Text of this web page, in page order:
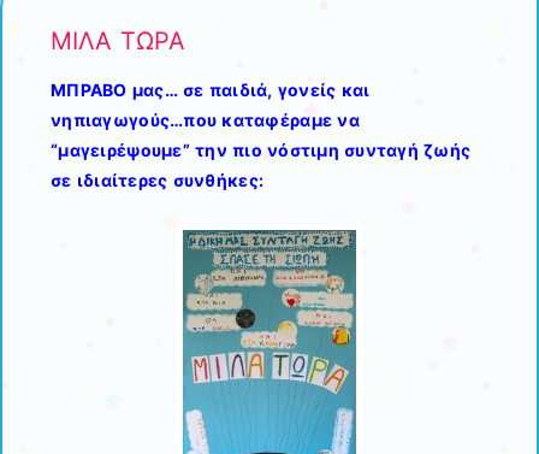
ΜΙΛΑ ΤΩΡΑ
ΜΠΡΑΒΟ μας… σε παιδιά, γονείς και
νηπιαγωγούς…που καταφέραμε να
“μαγειρέψουμε” την πιο νόστιμη συνταγή ζωής
σε ιδιαίτερες συνθήκες: